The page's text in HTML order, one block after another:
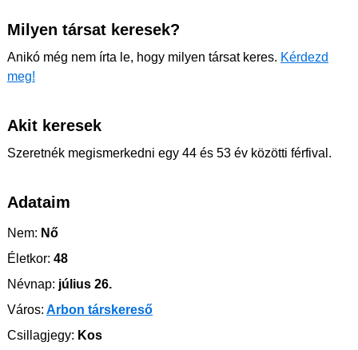
Milyen társat keresek?
Anikó még nem írta le, hogy milyen társat keres. Kérdezd
meg!
Akit keresek
Szeretnék megismerkedni egy 44 és 53 év közötti férfival.
Adataim
Nem: Nő
Életkor: 48
Névnap: július 26.
Város: Arbon társkereső
Csillagjegy: Kos